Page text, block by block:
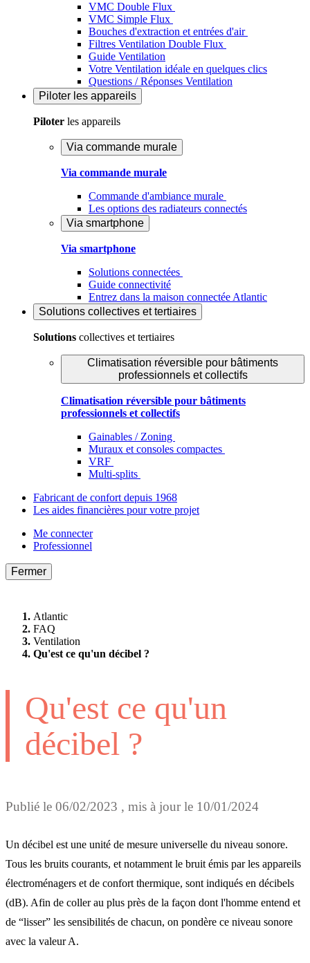
VMC Double Flux
VMC Simple Flux
Bouches d'extraction et entrées d'air
Filtres Ventilation Double Flux
Guide Ventilation
Votre Ventilation idéale en quelques clics
Questions / Réponses Ventilation
Piloter les appareils
Piloter les appareils
Via commande murale
Via commande murale
Commande d'ambiance murale
Les options des radiateurs connectés
Via smartphone
Via smartphone
Solutions connectées
Guide connectivité
Entrez dans la maison connectée Atlantic
Solutions collectives et tertiaires
Solutions collectives et tertiaires
Climatisation réversible pour bâtiments
professionnels et collectifs
Climatisation réversible pour bâtiments
professionnels et collectifs
Gainables / Zoning
Muraux et consoles compactes
VRF
Multi-splits
Fabricant de confort depuis 1968
Les aides financières pour votre projet
Me connecter
Professionnel
Fermer
Atlantic
FAQ
Ventilation
Qu'est ce qu'un décibel ?
Qu'est ce qu'un
décibel ?
Publié le 06/02/2023 , mis à jour le 10/01/2024
Un décibel est une unité de mesure universelle du niveau sonore.
Tous les bruits courants, et notamment le bruit émis par les appareils
électroménagers et de confort thermique, sont indiqués en décibels
(dB). Afin de coller au plus près de la façon dont l'homme entend et
de “lisser” les sensibilités de chacun, on pondère ce niveau sonore
avec la valeur A.